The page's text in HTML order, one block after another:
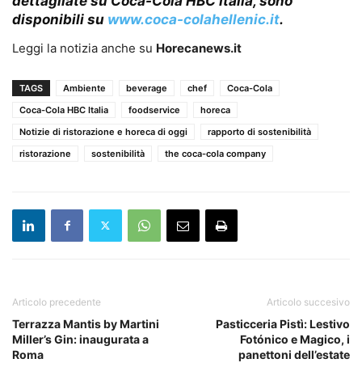
disponibili su www.coca-colahellenic.it.
Leggi la notizia anche su Horecanews.it
TAGS Ambiente beverage chef
Coca-Cola
Coca-Cola HBC Italia
foodservice
horeca
Notizie di ristorazione e horeca di oggi
rapporto di sostenibilità
ristorazione
sostenibilità the coca-cola company
Articolo precedente
Terrazza Mantis by Martini
Miller’s Gin: inaugurata a
Roma
Articolo succesivo
Pasticceria Pistì: Lestivo
Fotónico e Magico, i
panettoni dell’estate